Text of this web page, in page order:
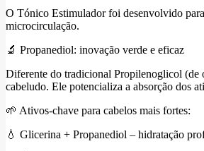
O Tónico Estimulador foi desenvolvido
microcirculação.
🔬 Propanediol: inovação verde e eficaz
Diferente do tradicional Propilenoglicol (de
cabeludo. Ele potencializa a absorção dos
🌱 Ativos-chave para cabelos mais fortes:
💧 Glicerina + Propanediol – hidratação